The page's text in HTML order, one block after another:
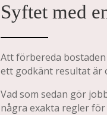
Syftet med
Att förbereda
ett godkänt resultat är
Vad som sedan gör
några exakta regler